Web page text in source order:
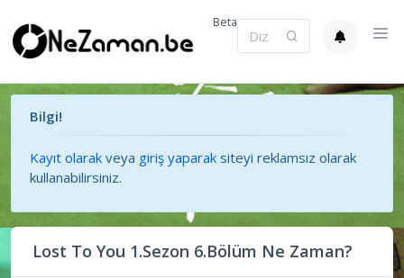
Beta
Bilgi!
Kayıt olarak veya giriş yaparak siteyi reklamsız olarak
kullanabilirsiniz.
Lost To You 1.Sezon 6.Bölüm Ne Zaman?